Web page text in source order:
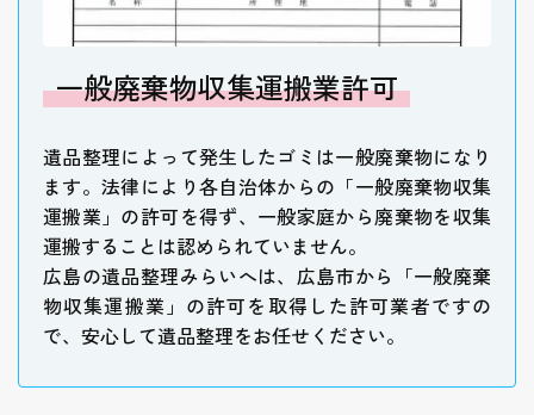
一般廃棄物収集運搬業許可
遺品整理によって発生したゴミは一般廃棄物になり
ます。法律により各自治体からの「一般廃棄物収集
運搬業」の許可を得ず、一般家庭から廃棄物を収集
運搬することは認められていません。
広島の遺品整理みらいへは、広島市から「一般廃棄
物収集運搬業」の許可を取得した許可業者ですの
で、安心して遺品整理をお任せください。